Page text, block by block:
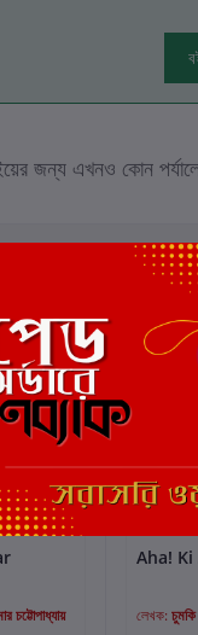
জন্য এখনও কোন
করুন
চট্টোপাধ্যায়
Aha!
লেখক: চুমকি